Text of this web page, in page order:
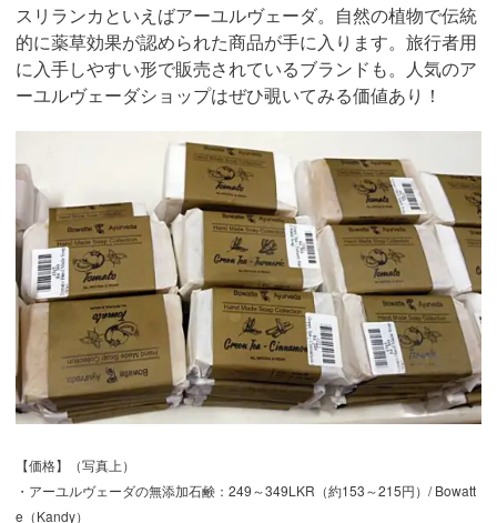
スリランカといえばアーユルヴェーダ。自然の植物で伝統
的に薬草効果が認められた商品が手に入ります。旅行者用
に入手しやすい形で販売されているブランドも。人気のア
ーユルヴェーダショップはぜひ覗いてみる価値あり！
【価格】（写真上）
・アーユルヴェーダの無添加石鹸：249～349LKR（約153～215円）/ Bowatt
e（Kandy）